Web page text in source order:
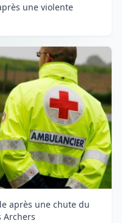
une violente
après une chute du
Archers